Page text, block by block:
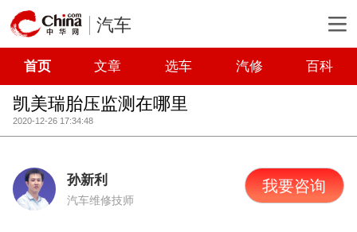
汽车
首页 文章 选车 汽修 百科
凯美瑞胎压监测在哪里
2020-12-26 17:34:48
孙新利
汽车维修技师
我要咨询